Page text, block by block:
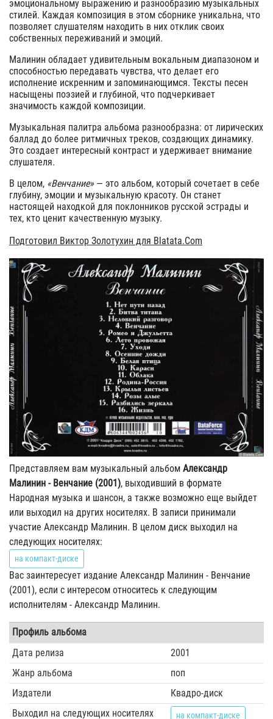
эмоциональному выражению и разнообразию музыкальных
стилей. Каждая композиция в этом сборнике уникальна, что
позволяет слушателям находить в них отклик своих
собственных переживаний и эмоций.
Малинин обладает удивительным вокальным диапазоном и
способностью передавать чувства, что делает его
исполнение искренним и запоминающимся. Тексты песен
насыщены поэзией и глубиной, что подчеркивает
значимость каждой композиции.
Музыкальная палитра альбома разнообразна: от лирических
баллад до более ритмичных треков, создающих динамику.
Это создает интересный контраст и удерживает внимание
слушателя.
В целом, «Венчание»— это альбом, который сочетает в себе
глубину, эмоции и музыкальную красоту. Он станет
настоящей находкой для поклонников русской эстрады и
тех, кто ценит качественную музыку.
Подготовил Виктор Золотухин для Blatata.Com
Представляем вам музыкальный альбом Александр
Малинин - Венчание (2001), выходивший в формате
Народная музыка и шансон, а также возможно еще выйдет
или выходил на других носителях. В записи принимали
участие Александр Малинин. В целом диск выходил на
следующих носителях:
на компакт-диске
Вас заинтересует издание Александр Малинин - Венчание
(2001), если с интересом относитесь к следующим
исполнителям - Александр Малинин.
Профиль альбома
Дата релиза
2001
Жанр альбома
поп
Издатели
Квадро-диск
Выходил на следующих носителях
на компакт-диске